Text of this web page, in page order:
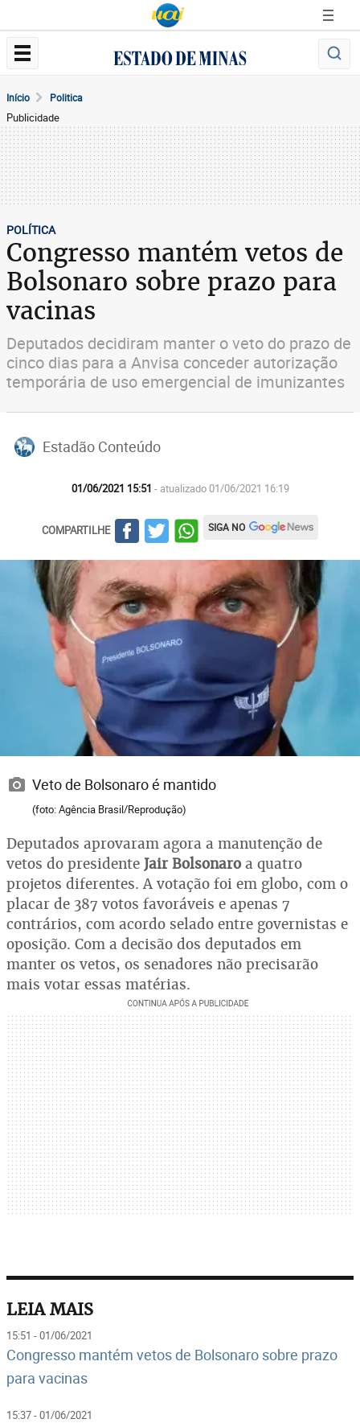
Início Politica
Publicidade
POLÍTICA
Congresso mantém vetos de
Bolsonaro sobre prazo para
vacinas
Deputados decidiram manter o veto do prazo de
cinco dias para a Anvisa conceder autorização
temporária de uso emergencial de imunizantes
Estadão Conteúdo
01/06/2021 15:51 - atualizado 01/06/2021 16:19
COMPARTILHE SIGA NO
Veto de Bolsonaro é mantido
(foto: Agência Brasil/Reprodução)
Deputados aprovaram agora a manutenção de
vetos do presidente Jair Bolsonaro a quatro
projetos diferentes. A votação foi em globo, com o
placar de 387 votos favoráveis e apenas 7
contrários, com acordo selado entre governistas e
oposição. Com a decisão dos deputados em
manter os vetos, os senadores não precisarão
mais votar essas matérias.
LEIA MAIS
15:51 - 01/06/2021
Congresso mantém vetos de Bolsonaro sobre prazo
para vacinas
15:37 - 01/06/2021